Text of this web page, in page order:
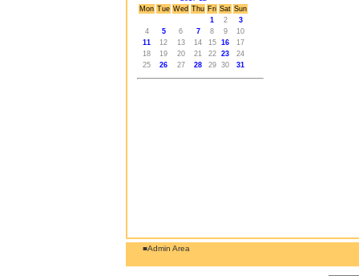
Mon Tue Wed Thu Fri Sat Sun
1
2
3
4
5 6 7 8 9
10
11
12 13 14 15 16
17
18
19 20 21 22 23
24
25
26 27 28 29 30 31
■Admin Area